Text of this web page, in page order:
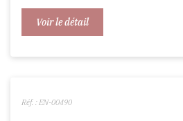
Voir le détail
Réf. : EN-00490